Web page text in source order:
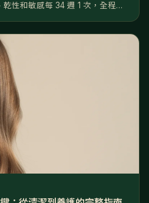
性和敏感每 34 週 1 次，全程用
，後續養髮液...